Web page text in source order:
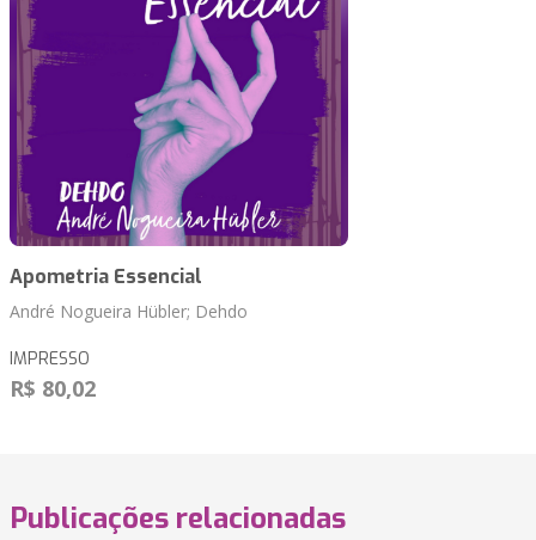
Apometria Essencial
André Nogueira Hübler; Dehdo
IMPRESSO
R$ 80,02
Publicações relacionadas